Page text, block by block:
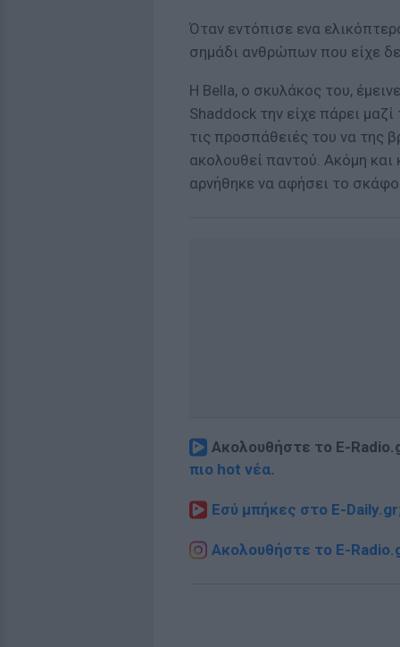
Όταν εντόπισε ενα
σημάδι ανθρώπων που είχε
Η Bella, ο σκυλάκος του,
Shaddock την είχε πάρει
τις προσπάθειές του να της
ακολουθεί παντού. Ακόμη
αρνήθηκε να αφήσει το
Ακολουθήστε το E-
πιο hot νέα.
Εσύ μπήκες στο E-
Ακολουθήστε το E-